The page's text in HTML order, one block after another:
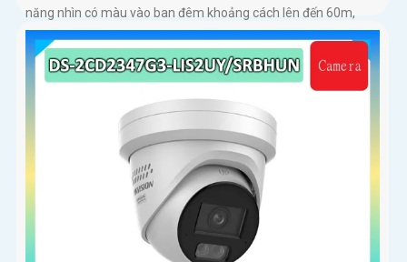
năng nhìn có màu vào ban đêm khoảng cách lên đến 60m,
phát hiện chuyển động và phân biệt được người và phương
tiện, ống kính 4